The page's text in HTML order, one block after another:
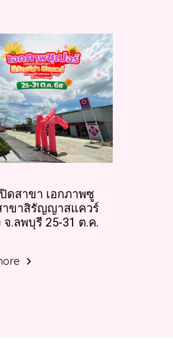
ดสาขา เอกภาพซู
าขาสิรัญญาสแควร์
จ.ลพบุรี 25-31 ต.ค.